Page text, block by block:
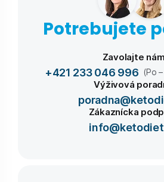
Potrebujete
Zavolajte nám
+421 233 046 996 (Po
Výživová
Zákaznícka